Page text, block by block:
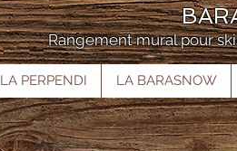
Rangement mural pour
LA PERPENDI LA BARASNOW